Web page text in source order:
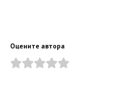
Оцените автора